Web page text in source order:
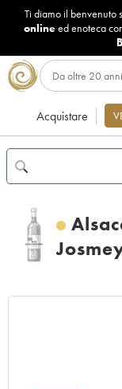
Ti diamo il benvenuto
onlineed enoteca
Acquistare